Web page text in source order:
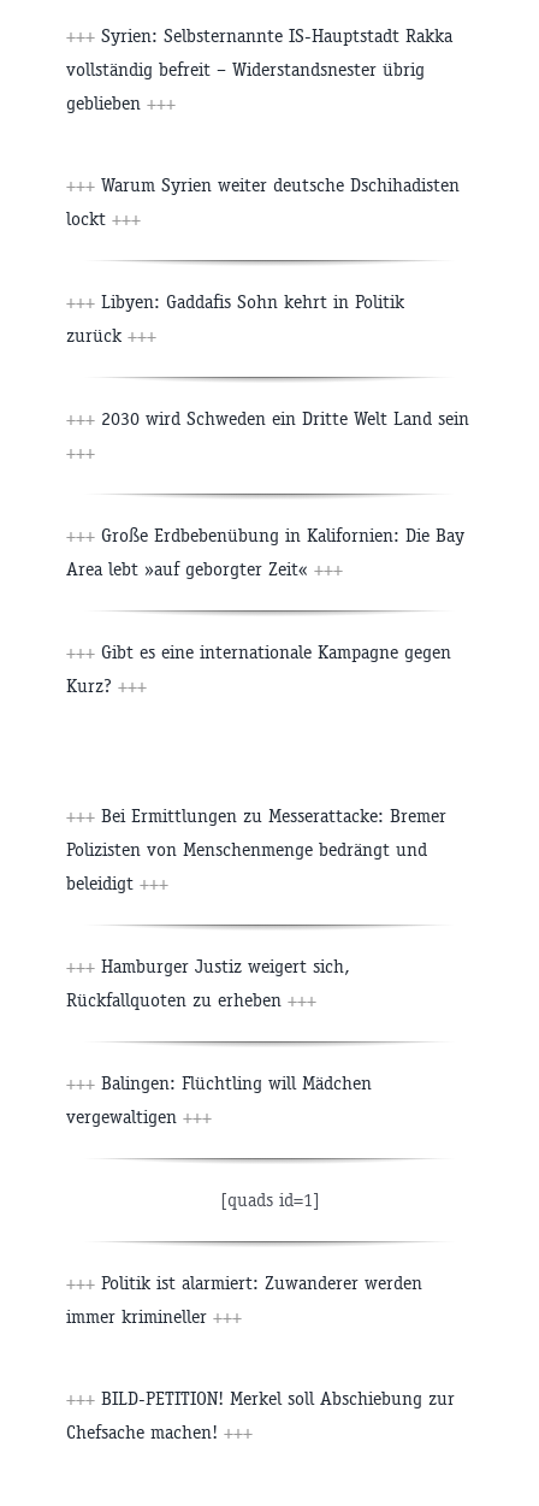
+++ Syrien: Selbsternannte IS-Hauptstadt Rakka
vollständig befreit – Widerstandsnester übrig
geblieben +++
+++ Warum Syrien weiter deutsche Dschihadisten
lockt +++
+++ Libyen: Gaddafis Sohn kehrt in Politik
zurück +++
+++ 2030 wird Schweden ein Dritte Welt Land sein
+++
+++ Große Erdbebenübung in Kalifornien: Die Bay
Area lebt »auf geborgter Zeit« +++
+++ Gibt es eine internationale Kampagne gegen
Kurz? +++
+++ Bei Ermittlungen zu Messerattacke: Bremer
Polizisten von Menschenmenge bedrängt und
beleidigt +++
+++ Hamburger Justiz weigert sich,
Rückfallquoten zu erheben +++
+++ Balingen: Flüchtling will Mädchen
vergewaltigen +++
[quads id=1]
+++ Politik ist alarmiert: Zuwanderer werden
immer krimineller +++
+++ BILD-PETITION! Merkel soll Abschiebung zur
Chefsache machen! +++